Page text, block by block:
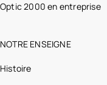
Optic 2000 en entreprise
NOTRE ENSEIGNE
Histoire